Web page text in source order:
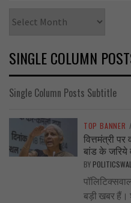
SINGLE COLUMN
Single Column Posts Subtitle
TOP BANNER /
वित्तमंत्री
बांड के
BY
बड़ी खबर हैं।